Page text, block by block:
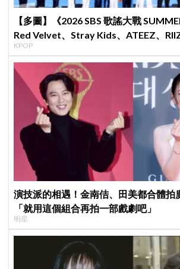
【多圖】《2026 SBS 歌謠大戰
Red Velvet、Stray Kids、ATEEZ、
KPOP
演技派的相遇！金南佶、田美都合體拍
「就用這個組合再拍一部戲劇吧」
明星